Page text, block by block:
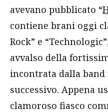
avevano pubblicato “
contiene brani oggi
Rock” e
avvalso della
incontrata dalla band
successivo. Appena
clamoroso fiasco